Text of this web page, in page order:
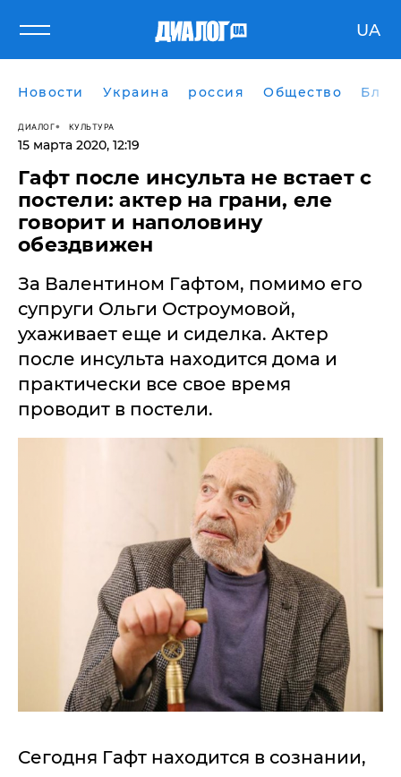
UA
Новости Украина россия Общество
ДИАЛОГ КУЛЬТУРА
15 марта 2020, 12:19
Гафт после инсульта не встает с
постели: актер на грани, еле
говорит и наполовину
обездвижен
За Валентином Гафтом, помимо его
супруги Ольги Остроумовой,
ухаживает еще и сиделка. Актер
после инсульта находится дома и
практически все свое время
проводит в постели.
Сегодня Гафт находится в сознании,